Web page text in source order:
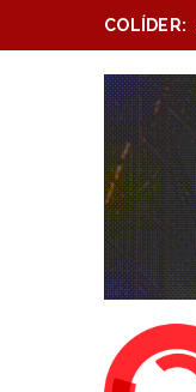
COLÍDER:
of